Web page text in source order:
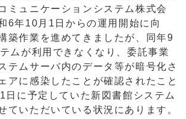
ミュニケーションシステム株式会
6年10月1日からの運用開始に向
築作業を進めてきましたが、同年9
ムが利用できなくなり、委託事業
テムサーバ内のデータ等が暗号化さ
アに感染したことが確認されたこと
日に予定していた新図書館システム
ていただいている状況にあります。